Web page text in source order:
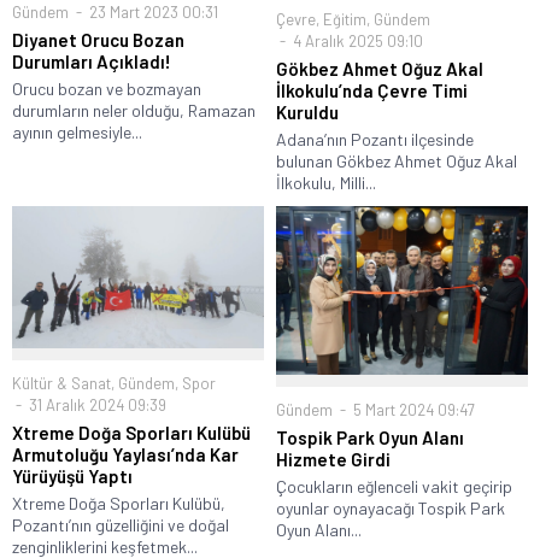
Gündem 23 Mart 2023 00:31
Diyanet Orucu Bozan
Durumları Açıkladı!
Orucu bozan ve bozmayan
durumların neler olduğu, Ramazan
ayının gelmesiyle...
Çevre, Eğitim, Gündem
4 Aralık 2025 09:10
Gökbez Ahmet Oğuz Akal
İlkokulu’nda Çevre Timi
Kuruldu
Adana’nın Pozantı ilçesinde
bulunan Gökbez Ahmet Oğuz Akal
İlkokulu, Milli...
Kültür & Sanat, Gündem, Spor
31 Aralık 2024 09:39
Xtreme Doğa Sporları Kulübü
Armutoluğu Yaylası’nda Kar
Yürüyüşü Yaptı
Xtreme Doğa Sporları Kulübü,
Pozantı’nın güzelliğini ve doğal
zenginliklerini keşfetmek...
Gündem 5 Mart 2024 09:47
Tospik Park Oyun Alanı
Hizmete Girdi
Çocukların eğlenceli vakit geçirip
oyunlar oynayacağı Tospik Park
Oyun Alanı...